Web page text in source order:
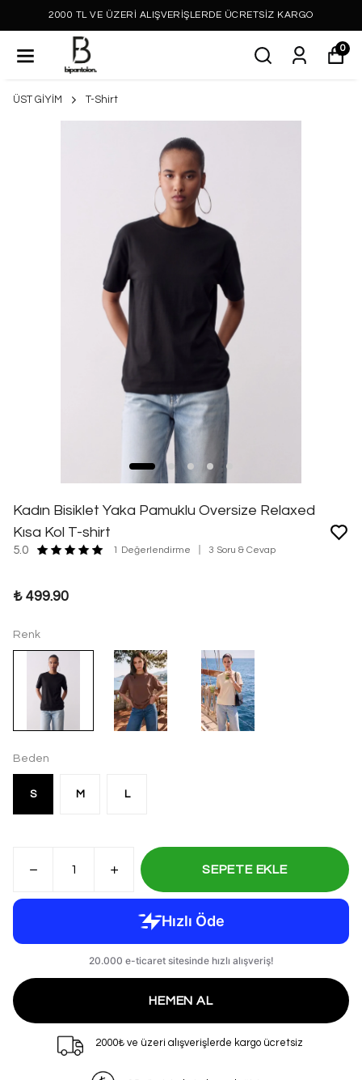
2000 TL VE ÜZERİ ALIŞVERİŞLERDE ÜCRETSİZ KARGO
0
ÜST GİYİM T-Shirt
Kadın Bisiklet Yaka Pamuklu Oversize Relaxed
Kısa Kol T-shirt
5.0 1 Değerlendirme 3 Soru & Cevap
₺ 499.90
Renk
Beden
S M L
SEPETE EKLE
HEMEN AL
2000₺ ve üzeri alışverişlerde kargo ücretsiz